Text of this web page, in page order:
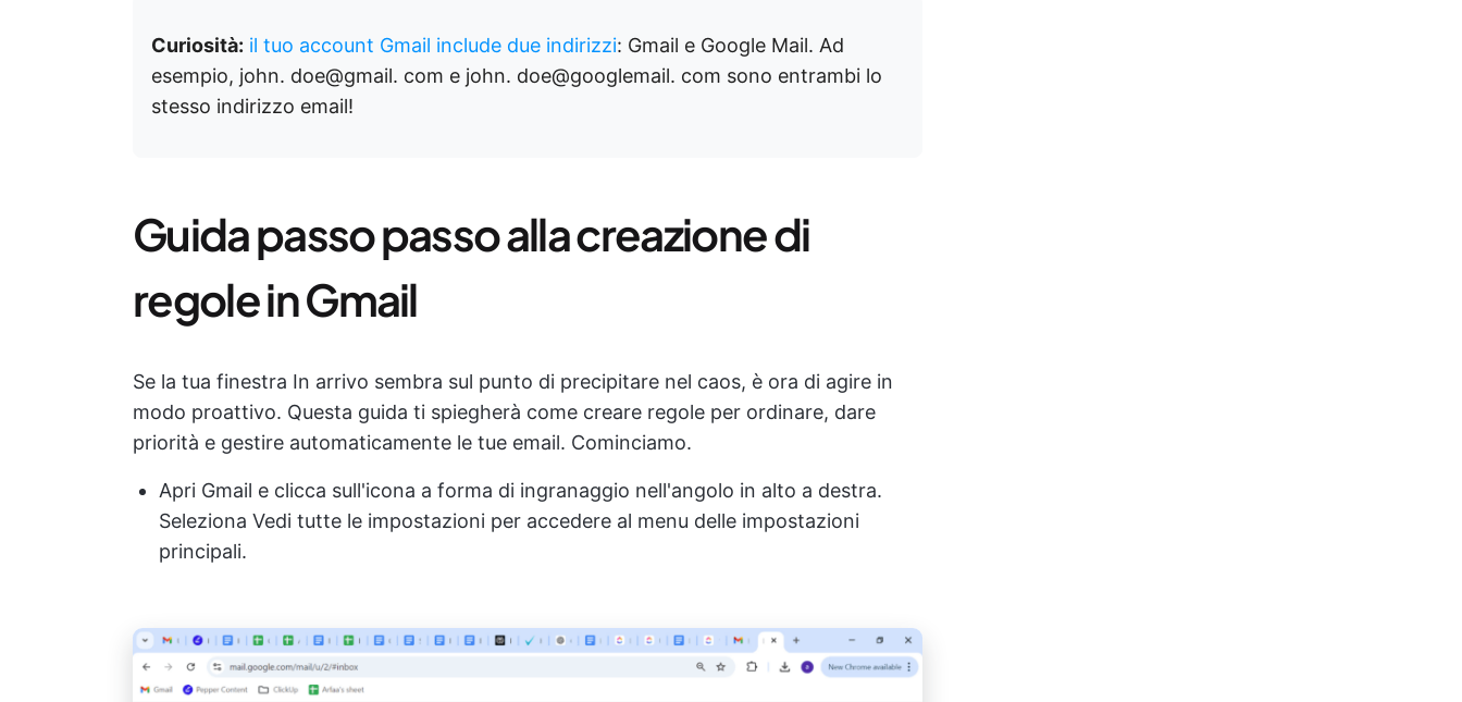
Curiosità: il tuo account Gmail include due indirizzi: Gmail e Google Mail. Ad
esempio, john. doe@gmail. com e john. doe@googlemail. com sono entrambi lo
stesso indirizzo email!
Guida passo passo alla creazione di
regole in Gmail
Se la tua finestra In arrivo sembra sul punto di precipitare nel caos, è ora di agire in
modo proattivo. Questa guida ti spiegherà come creare regole per ordinare, dare
priorità e gestire automaticamente le tue email. Cominciamo.
Apri Gmail e clicca sull'icona a forma di ingranaggio nell'angolo in alto a destra.
Seleziona Vedi tutte le impostazioni per accedere al menu delle impostazioni
principali.